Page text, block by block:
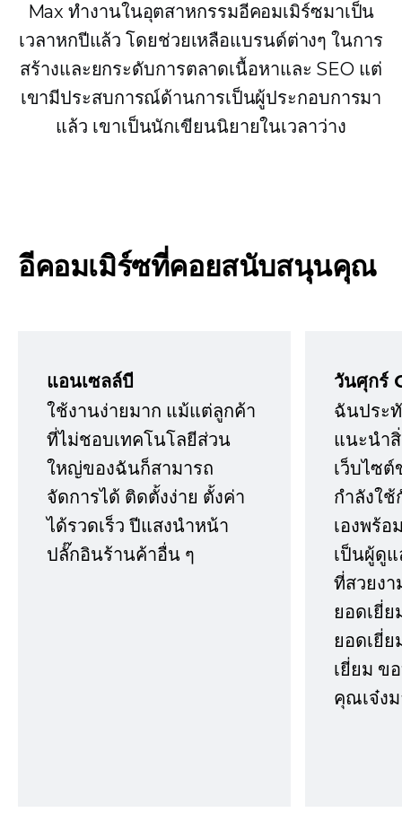
Max ทำงานในอุตสาหกรรมอีคอมเมิร์ซมาเป็น
เวลาหกปีแล้ว โดยช่วยเหลือแบรนด์ต่างๆ ในการ
สร้างและยกระดับการตลาดเนื้อหาและ SEO แต่
เขามีประสบการณ์ด้านการเป็นผู้ประกอบการมา
แล้ว เขาเป็นนักเขียนนิยายในเวลาว่าง
อีคอมเมิร์ซที่คอยสนับสนุนคุณ
แอนเซลล์บี
ใช้งานง่ายมาก แม้แต่ลูกค้า
ที่ไม่ชอบเทคโนโลยีส่วน
ใหญ่ของฉันก็สามารถ
จัดการได้ ติดตั้งง่าย ตั้งค่า
ได้รวดเร็ว ปีแสงนำหน้า
ปลั๊กอินร้านค้าอื่น ๆ
วันศุกร์
ฉันประ
แนะนำ
เว็บไซ
กำลังใ
เองพร้
เป็นผู้ดูแ
ที่สวยง
ยอดเยี่ย
ยอดเยี่
เยี่ยม ข
คุณเจ๋ง